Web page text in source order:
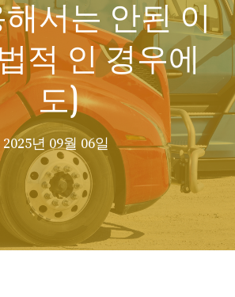
서는 안된 이
적 인 경우에
도)
2025년 09월 06일